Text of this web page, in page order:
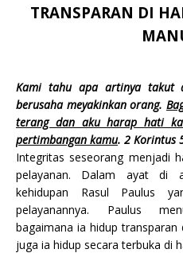
TRANSPARAN DI
Kami tahu apa artinya takut
berusaha meyakinkan orang.
terang dan aku harap hati
pertimbangan kamu. 2 Korintus
Integritas seseorang menjadi
pelayanan. Dalam ayat di
kehidupan Rasul Paulus
pelayanannya. Paulus
bagaimana ia hidup transparan
juga ia hidup secara terbuka di